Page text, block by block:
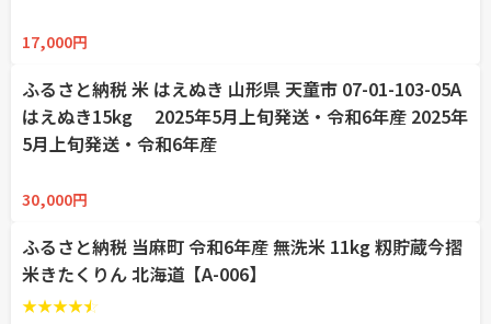
17,000円
ふるさと納税 米 はえぬき 山形県 天童市 07-01-103-05A
はえぬき15kg 2025年5月上旬発送・令和6年産 2025年
5月上旬発送・令和6年産
30,000円
ふるさと納税 当麻町 令和6年産 無洗米 11kg 籾貯蔵今摺
米きたくりん 北海道【A-006】
★★★★★